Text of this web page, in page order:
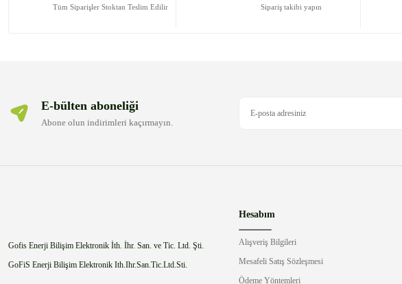
Ürün bilgilerinde hatalar bulunuyor.
Tüm Siparişler Stoktan Teslim Edilir Sipariş takibi yapın
E-bülten aboneliği
Abone olun indirimleri kaçırmayın.
Gofis Enerji Bilişim Elektronik İth. İhr. San. ve Tic. Ltd. Şti.
GoFiS Enerji Bilişim Elektronik Ith.Ihr.San.Tic.Ltd.Sti.
Hesabım
Alışveriş Bilgileri
Mesafeli Satış Sözleşmesi
Ödeme Yöntemleri